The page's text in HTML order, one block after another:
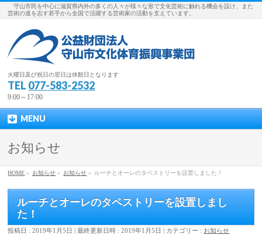
守山市民を中心に滋賀県内外の多くの人々が様々な形で文化芸術に触れる機会を設け、また
芸術の道を志す若手から全国で活躍する芸術家の活動を支えています。
火曜日及び祝日の翌日は休館日となります
TEL 077-583-2532
9:00～17:00
MENU
お知らせ
HOME » お知らせ » お知らせ » ルーチとオーレのタペストリーを設置しました！
ルーチとオーレのタペストリーを設置しまし
た！
投稿日 : 2019年1月5日 最終更新日時 : 2019年1月5日 カテゴリー : お知らせ